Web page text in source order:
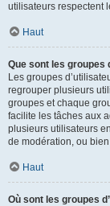
utilisateurs respectent
Haut
Que sont les groupes
Les groupes
regrouper plusieurs
groupes et chaque
facilite les tâches aux
plusieurs utilisateurs
de modération, ou
Haut
Où sont les groupes